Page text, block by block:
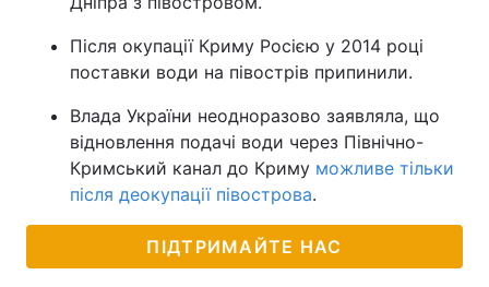
Після окупації Криму Росією у 2014 році
поставки води на півострів припинили.
Влада України неодноразово заявляла, що
відновлення подачі води через Північно-
Кримський канал до Криму можливе тільки
після деокупації півострова.
ПІДТРИМАЙТЕ НАС